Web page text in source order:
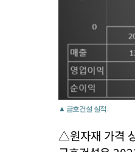
▲ 금호건설 실적.
△원자재 가격